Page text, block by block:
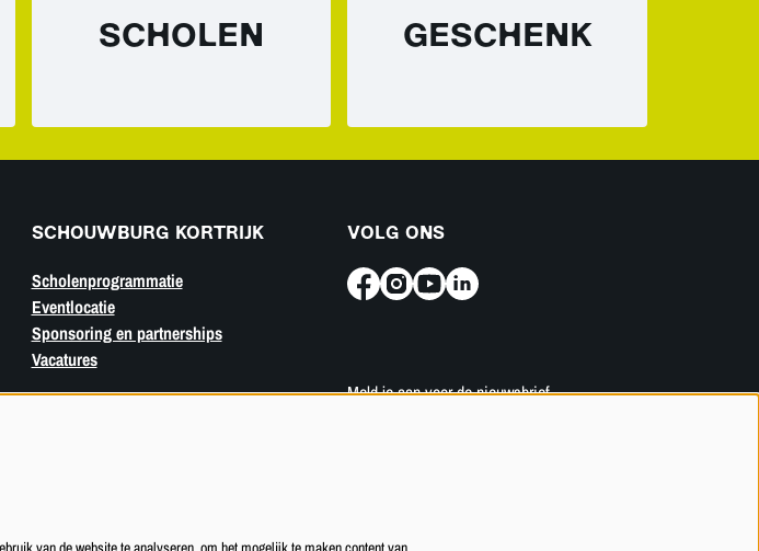
SCHOLEN GESCHENK
SCHOUWBURG KORTRIJK
Scholenprogrammatie
Eventlocatie
Sponsoring en partnerships
Vacatures
VOLG ONS
Meld je aan voor de nieuwsbrief